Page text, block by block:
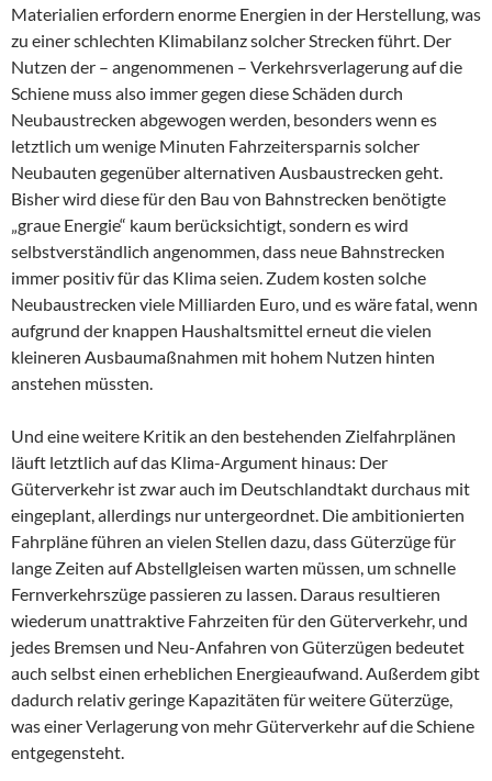
Materialien erfordern enorme Energien in der Herstellung, was
zu einer schlechten Klimabilanz solcher Strecken führt. Der
Nutzen der – angenommenen – Verkehrsverlagerung auf die
Schiene muss also immer gegen diese Schäden durch
Neubaustrecken abgewogen werden, besonders wenn es
letztlich um wenige Minuten Fahrzeitersparnis solcher
Neubauten gegenüber alternativen Ausbaustrecken geht.
Bisher wird diese für den Bau von Bahnstrecken benötigte
„graue Energie“ kaum berücksichtigt, sondern es wird
selbstverständlich angenommen, dass neue Bahnstrecken
immer positiv für das Klima seien. Zudem kosten solche
Neubaustrecken viele Milliarden Euro, und es wäre fatal, wenn
aufgrund der knappen Haushaltsmittel erneut die vielen
kleineren Ausbaumaßnahmen mit hohem Nutzen hinten
anstehen müssten.
Und eine weitere Kritik an den bestehenden Zielfahrplänen
läuft letztlich auf das Klima-Argument hinaus: Der
Güterverkehr ist zwar auch im Deutschlandtakt durchaus mit
eingeplant, allerdings nur untergeordnet. Die ambitionierten
Fahrpläne führen an vielen Stellen dazu, dass Güterzüge für
lange Zeiten auf Abstellgleisen warten müssen, um schnelle
Fernverkehrszüge passieren zu lassen. Daraus resultieren
wiederum unattraktive Fahrzeiten für den Güterverkehr, und
jedes Bremsen und Neu-Anfahren von Güterzügen bedeutet
auch selbst einen erheblichen Energieaufwand. Außerdem gibt
dadurch relativ geringe Kapazitäten für weitere Güterzüge,
was einer Verlagerung von mehr Güterverkehr auf die Schiene
entgegensteht.